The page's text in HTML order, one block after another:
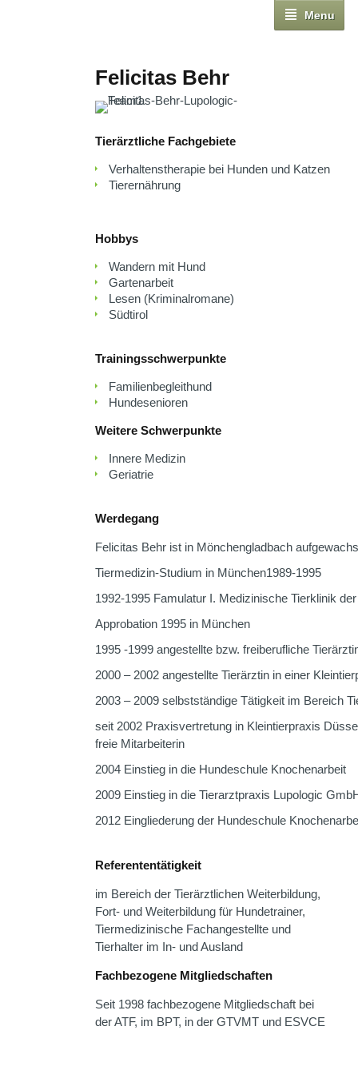
Menu
Felicitas Behr
Tierärztliche Fachgebiete
Verhaltenstherapie bei Hunden und Katzen
Tierernährung
Hobbys
Wandern mit Hund
Gartenarbeit
Lesen (Kriminalromane)
Südtirol
Trainingsschwerpunkte
Familienbegleithund
Hundesenioren
Weitere Schwerpunkte
Innere Medizin
Geriatrie
Werdegang
Felicitas Behr ist in Mönchengladbach
Tiermedizin-Studium in München1989-1995
1992-1995 Famulatur I. Medizinische Tierklinik
Approbation 1995 in München
1995 -1999 angestellte bzw. freiberufliche
2000 – 2002 angestellte Tierärztin in einer
2003 – 2009 selbstständige Tätigkeit im Bereich
seit 2002 Praxisvertretung in Kleintierpraxis
freie Mitarbeiterin
2004 Einstieg in die Hundeschule Knochenarbeit
2009 Einstieg in die Tierarztpraxis Lupologic
2012 Eingliederung der Hundeschule
Referententätigkeit
im Bereich der Tierärztlichen Weiterbildung,
Fort- und Weiterbildung für Hundetrainer,
Tiermedizinische Fachangestellte und
Tierhalter im In- und Ausland
Fachbezogene Mitgliedschaften
Seit 1998 fachbezogene Mitgliedschaft bei
der ATF, im BPT, in der GTVMT und ESVCE